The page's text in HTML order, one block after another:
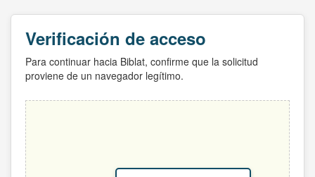
Verificación de acceso
Para continuar hacia Biblat, confirme que la solicitud
proviene de un navegador legítimo.